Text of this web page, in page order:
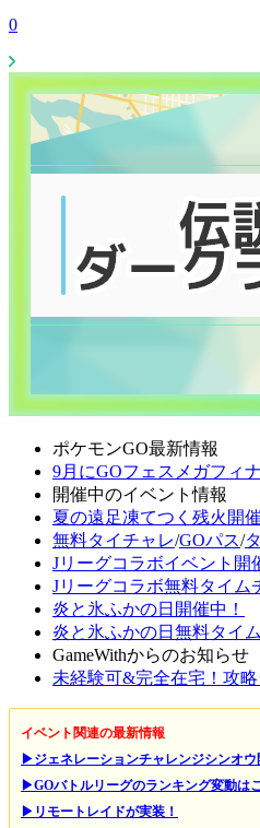
0
ポケモンGO最新情報
9月にGOフェスメガフィ
開催中のイベント情報
夏の遠足凍てつく残火開催
無料タイチャレ/GOパス/
Jリーグコラボイベント開
Jリーグコラボ無料タイム
炎と氷ふかの日開催中！
炎と氷ふかの日無料タイ
GameWithからのお知らせ
未経験可&完全在宅！攻略
イベント関連の最新情報
▶ジェネレーションチャレンジシンオウ
▶GOバトルリーグのランキング変動は
▶リモートレイドが実装！